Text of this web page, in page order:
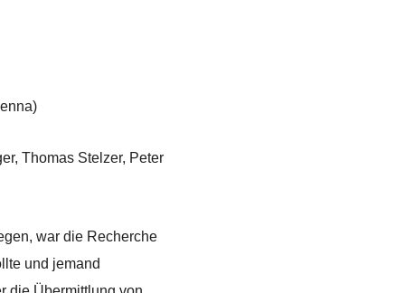
Thomas Stelzer, Peter
war die Recherche
und jemand